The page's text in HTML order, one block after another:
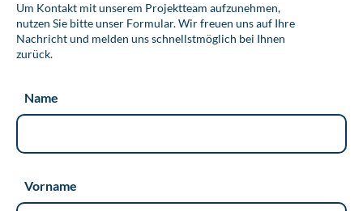
Um Kontakt mit unserem Projektteam aufzunehmen,
nutzen Sie bitte unser Formular. Wir freuen uns auf Ihre
Nachricht und melden uns schnellstmöglich bei Ihnen
zurück.
Name
Vorname